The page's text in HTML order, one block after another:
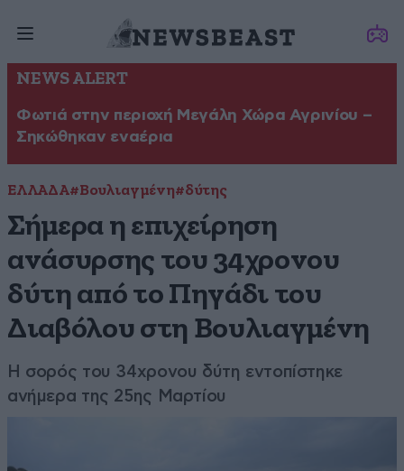
NEWS ALERT
Φωτιά στην περιοχή Μεγάλη Χώρα Αγρινίου –
Σηκώθηκαν εναέρια
ΕΛΛΑΔΑ#Βουλιαγμένη#δύτης
Σήμερα η επιχείρηση
ανάσυρσης του 34χρονου
δύτη από το Πηγάδι του
Διαβόλου στη Βουλιαγμένη
Η σορός του 34χρονου δύτη εντοπίστηκε
ανήμερα της 25ης Μαρτίου